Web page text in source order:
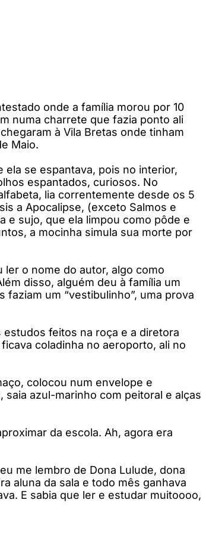
onde a família morou por 10
numa charrete que fazia ponto ali
à Vila Bretas onde tinham
Maio.
ela se espantava, pois no interior,
espantados, curiosos. No
lia correntemente desde os 5
a Apocalipse, (exceto Salmos e
e sujo, que ela limpou como pôde e
a mocinha simula sua morte por
ler o nome do autor, algo como
disso, alguém deu à família um
um “vestibulinho”, uma prova
feitos na roça e a diretora
coladinha no aeroporto, ali no
colocou num envelope e
azul-marinho com peitoral e alças
da escola. Ah, agora era
me lembro de Dona Lulude, dona
aluna da sala e todo mês ganhava
E sabia que ler e estudar muitoooo,